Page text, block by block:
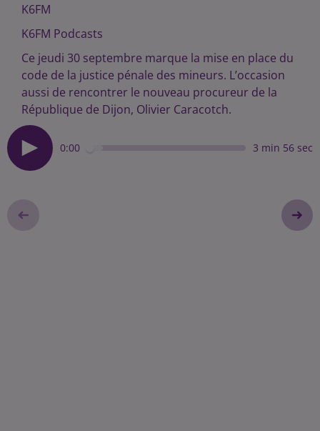
K6FM
K6FM Podcasts
Ce jeudi 30 septembre marque la mise en place du
code de la justice pénale des mineurs. L’occasion
aussi de rencontrer le nouveau procureur de la
République de Dijon, Olivier Caracotch.
0:00 3 min 56 sec